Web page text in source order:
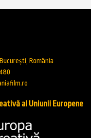
România
al Uniunii Europene